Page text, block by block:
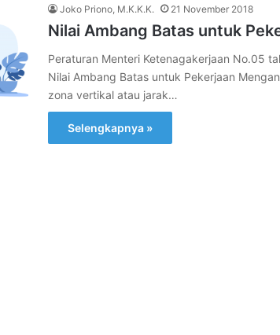
Joko Priono, M.K.K.K. 21 November 2018
Nilai Ambang Batas untuk
Peraturan Menteri Ketenagakerjaan No.05
Nilai Ambang Batas untuk Pekerjaan
zona vertikal atau jarak…
Selengkapnya »